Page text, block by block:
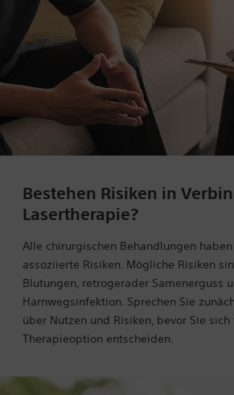
Bestehen Risiken in
Lasertherapie?
Alle chirurgischen Behandlungen
assoziierte Risiken. Mögliche Risiken
Blutungen, retrogerader Samenerguss
Harnwegsinfektion. Sprechen Sie
über Nutzen und Risiken, bevor Sie sich
Therapieoption entscheiden.